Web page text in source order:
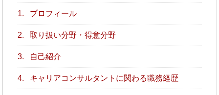
1. プロフィール
2. 取り扱い分野・得意分野
3. 自己紹介
4. キャリアコンサルタントに関わる職務経歴